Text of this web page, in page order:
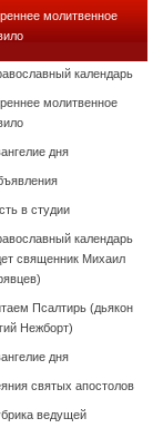
молитвенное
календарь
молитвенное
дня
в студии
календарь
священник Михаил
Псалтирь (дьякон
Нежборт)
дня
святых апостолов
ведущей